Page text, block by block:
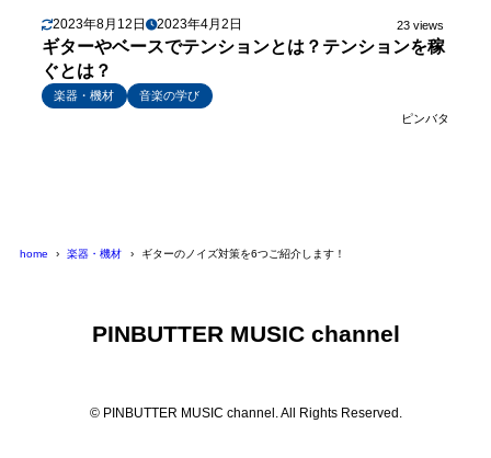
2023年8月12日 2023年4月2日 23 views
ギターやベースでテンションとは？テンションを稼
ぐとは？
楽器・機材
音楽の学び
ピンバタ
home 楽器・機材 ギターのノイズ対策を6つご紹介します！
PINBUTTER MUSIC channel
© PINBUTTER MUSIC channel. All Rights Reserved.